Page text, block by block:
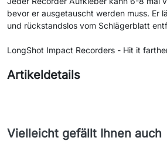
bevor er ausgetauscht werden muss. Er
und rückstandslos vom Schlägerblatt
LongShot Impact Recorders - Hit it
Artikeldetails
Vielleicht gefällt Ihnen auch